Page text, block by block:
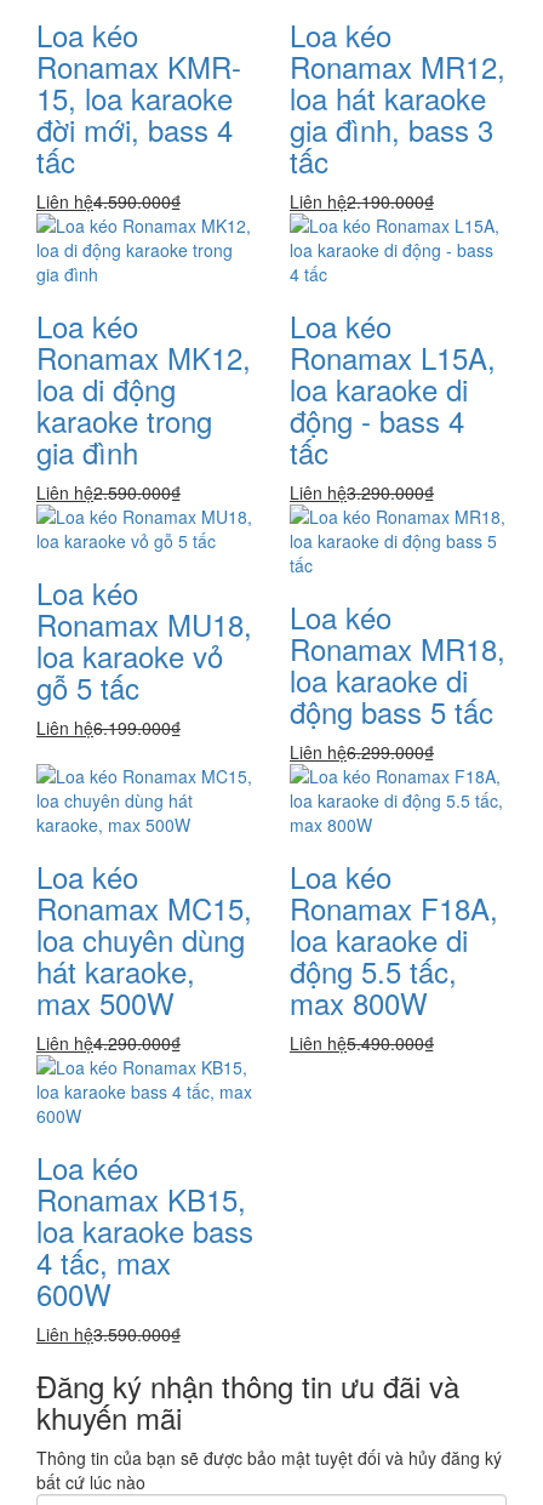
Loa kéo
Ronamax KMR-
15, loa karaoke
đời mới, bass 4
tấc
Liên hệ4.590.000₫
Loa kéo
Ronamax MR12,
loa hát karaoke
gia đình, bass 3
tấc
Liên hệ2.190.000₫
Loa kéo
Ronamax MK12,
loa di động
karaoke trong
gia đình
Liên hệ2.590.000₫
Loa kéo
Ronamax L15A,
loa karaoke di
động - bass 4
tấc
Liên hệ3.290.000₫
Loa kéo
Ronamax MU18,
loa karaoke vỏ
gỗ 5 tấc
Liên hệ6.199.000₫
Loa kéo
Ronamax MR18,
loa karaoke di
động bass 5 tấc
Liên hệ6.299.000₫
Loa kéo
Ronamax MC15,
loa chuyên dùng
hát karaoke,
max 500W
Liên hệ4.290.000₫
Loa kéo
Ronamax F18A,
loa karaoke di
động 5.5 tấc,
max 800W
Liên hệ5.490.000₫
Loa kéo
Ronamax KB15,
loa karaoke bass
4 tấc, max
600W
Liên hệ3.590.000₫
Đăng ký nhận thông tin ưu đãi và
khuyến mãi
Thông tin của bạn sẽ được bảo mật tuyệt đối và hủy đăng ký
bất cứ lúc nào